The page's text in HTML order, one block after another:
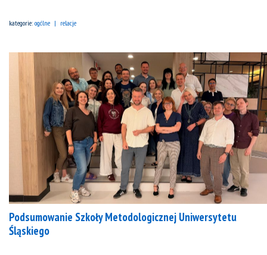
kategorie: ogólne relacje
Podsumowanie Szkoły Metodologicznej Uniwersytetu
Śląskiego